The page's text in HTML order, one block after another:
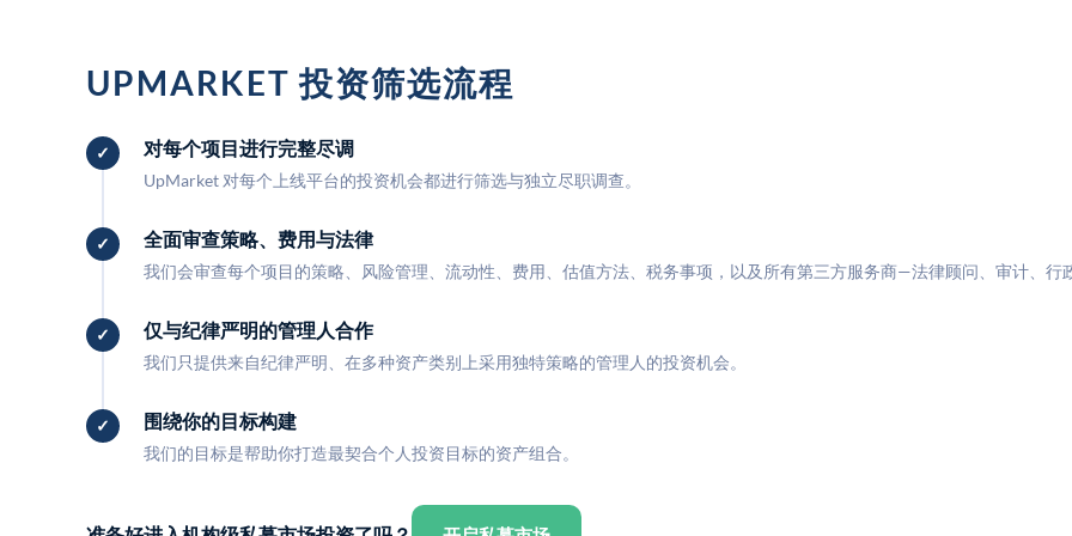
UPMARKET 投资筛选流程
对每个项目进行完整尽调
UpMarket 对每个上线平台的投资机会都进行筛选与独立尽职调查。
全面审查策略、费用与法律
我们会审查每个项目的策略、风险管理、流动性、费用、估值方法、税务事项，以及所有第三方服务商—法律顾问、审计、行
仅与纪律严明的管理人合作
我们只提供来自纪律严明、在多种资产类别上采用独特策略的管理人的投资机会。
围绕你的目标构建
我们的目标是帮助你打造最契合个人投资目标的资产组合。